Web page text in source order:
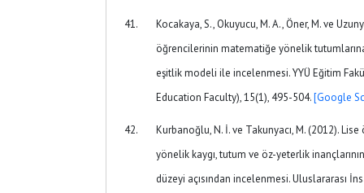
Kocakaya, S., Okuyucu, M. A., Öner, M. ve
öğrencilerinin matematiğe yönelik
eşitlik modeli ile incelenmesi. YYÜ Eğitim
Education Faculty), 15(1), 495-504.[Google
Kurbanoğlu, N. İ. ve Takunyacı, M. (2012).
yönelik kaygı, tutum ve öz-yeterlik
düzeyi açısından incelenmesi. Uluslararası